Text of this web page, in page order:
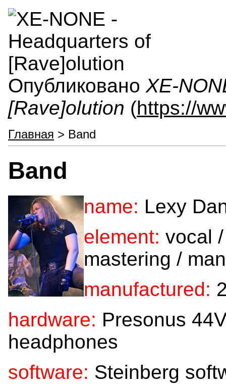
Опубликовано XE-
[Rave]olution (https://
Главная > Band
Band
name: Lexy
element: vocal
mastering /
manufactured:
hardware: Presonus
headphones
software: Steinberg